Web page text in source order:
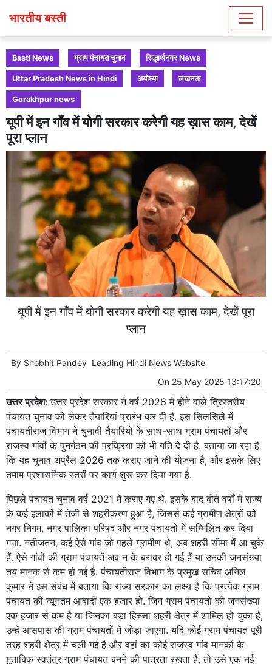
भारतीय बस्ती
Basti News ग्राम पंचायत चुनाव सिद्धार्थनगर News
Uttar Pradesh News in Hindi अयोध्या लखनऊ
Gorakhpur news
यूपी में इन गाँव में योगी सरकार करेगी यह ख़ास काम, देखें
पूरा प्लान
यूपी में इन गाँव में योगी सरकार करेगी यह ख़ास काम, देखें पूरा
प्लान
By Shobhit Pandey Leading Hindi News Website
On 25 May 2025 13:17:20
उत्तर प्रदेश:उत्तर प्रदेश सरकार ने वर्ष 2026 में होने वाले त्रिस्तरीय
पंचायत चुनाव को लेकर तैयारियां प्रारंभ कर दी है. इस सिलसिले में
पंचायतीराज विभाग ने चुनावी तैयारियों के साथ-साथ ग्राम पंचायतों और
राजस्व गांवों के पुनर्गठन की प्रक्रिया को भी गति दे दी है. बताया जा रहा है
कि यह चुनाव अप्रैल 2026 तक कराए जाने की योजना है, और इसके लिए
तमाम प्रशासनिक स्तरों पर कार्य शुरू कर दिया गया है.
पिछले पंचायत चुनाव वर्ष 2021 में कराए गए थे. इसके बाद बीते वर्षों में राज्य
के कई इलाकों में तेजी से शहरीकरण हुआ है, जिससे कई ग्रामीण क्षेत्रों को
नगर निगम, नगर पालिका परिषद और नगर पंचायतों में सम्मिलित कर दिया
गया. नतीजतन, कई ऐसे गांव जो पहले ग्रामीण थे, अब शहरी सीमा में आ चुके
हैं. ऐसे गांवों की ग्राम पंचायतें अब न के बराबर हो गई हैं या उनकी जनसंख्या
तय मानक से कम हो गई है. पंचायतीराज विभाग के प्रमुख सचिव अनिल
कुमार ने इस संबंध में बताया कि राज्य सरकार का लक्ष्य है कि प्रत्येक ग्राम
पंचायत की न्यूनतम आबादी एक हजार हो. जिन ग्राम पंचायतों की जनसंख्या
एक हजार से कम है या जिनका बड़ा हिस्सा शहरी क्षेत्र में शामिल हो चुका है,
उन्हें आसपास की ग्राम पंचायतों में जोड़ा जाएगा. यदि कोई ग्राम पंचायत पूरी
तरह शहरी क्षेत्र में चली गई है और वहां का कोई राजस्व गांव मानकों के
मुताबिक स्वतंत्र ग्राम पंचायत बनने की पात्रता रखता है, तो उसे एक नई